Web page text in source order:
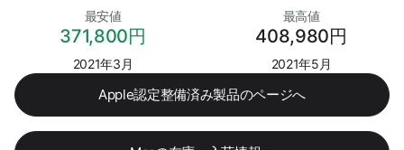
最安値
371,800円
2021年3月
最高値
408,980円
2021年5月
Apple認定整備済み製品のページへ